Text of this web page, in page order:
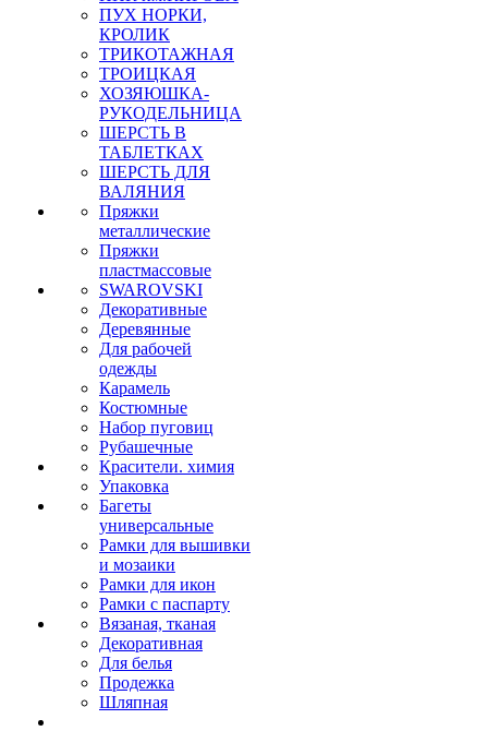
ПУХ НОРКИ,
КРОЛИК
ТРИКОТАЖНАЯ
ТРОИЦКАЯ
ХОЗЯЮШКА-
РУКОДЕЛЬНИЦА
ШЕРСТЬ В
ТАБЛЕТКАХ
ШЕРСТЬ ДЛЯ
ВАЛЯНИЯ
Пряжки
металлические
Пряжки
пластмассовые
SWAROVSKI
Декоративные
Деревянные
Для рабочей
одежды
Карамель
Костюмные
Набор пуговиц
Рубашечные
Красители. химия
Упаковка
Багеты
универсальные
Рамки для вышивки
и мозаики
Рамки для икон
Рамки с паспарту
Вязаная, тканая
Декоративная
Для белья
Продежка
Шляпная